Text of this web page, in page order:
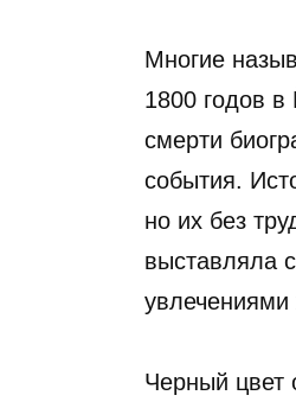
Многие
1800 годов
смерти
события.
но их без
выставляла
Черный цвет